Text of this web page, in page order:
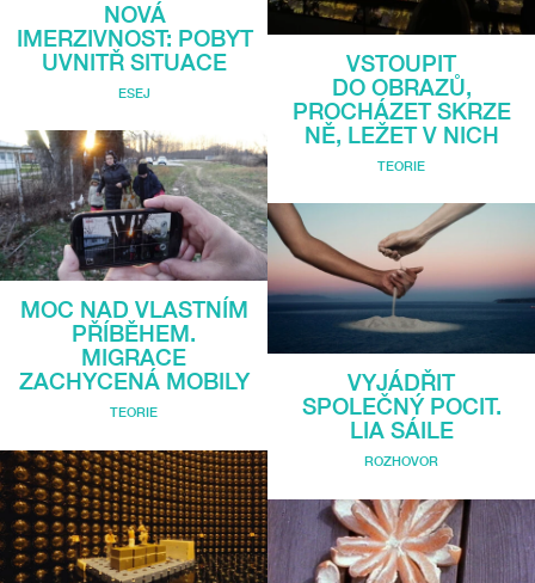
NOVÁ
IMERZIVNOST: POBYT
UVNITŘ SITUACE
ESEJ
MOC NAD VLASTNÍM
PŘÍBĚHEM.
MIGRACE
ZACHYCENÁ MOBILY
TEORIE
VSTOUPIT
DO OBRAZŮ,
PROCHÁZET SKRZE
NĚ, LEŽET V NICH
TEORIE
VYJÁDŘIT
SPOLEČNÝ POCIT.
LIA SÁILE
ROZHOVOR